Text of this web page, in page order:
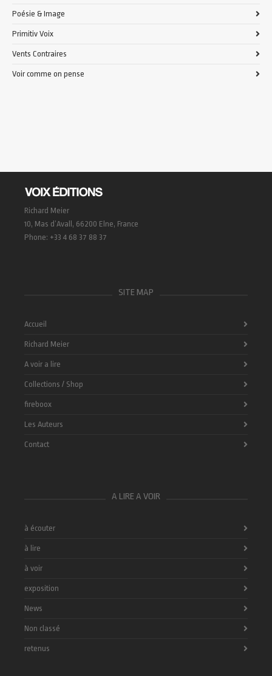
Poésie & Image
Primitiv Voix
Vents Contraires
Voir comme on pense
Richard Meier
10, Mas d’Avall, 66200 Elne, France
Phone: +33 4 68 37 88 37
SITE MAP
Accueil
Richard Meier
A voir a lire
Collections / Shop
fireboox
Les Auteurs
Contact
A LIRE A VOIR
à écouter
à lire
à voir
exposition
News
Non classé
retenus